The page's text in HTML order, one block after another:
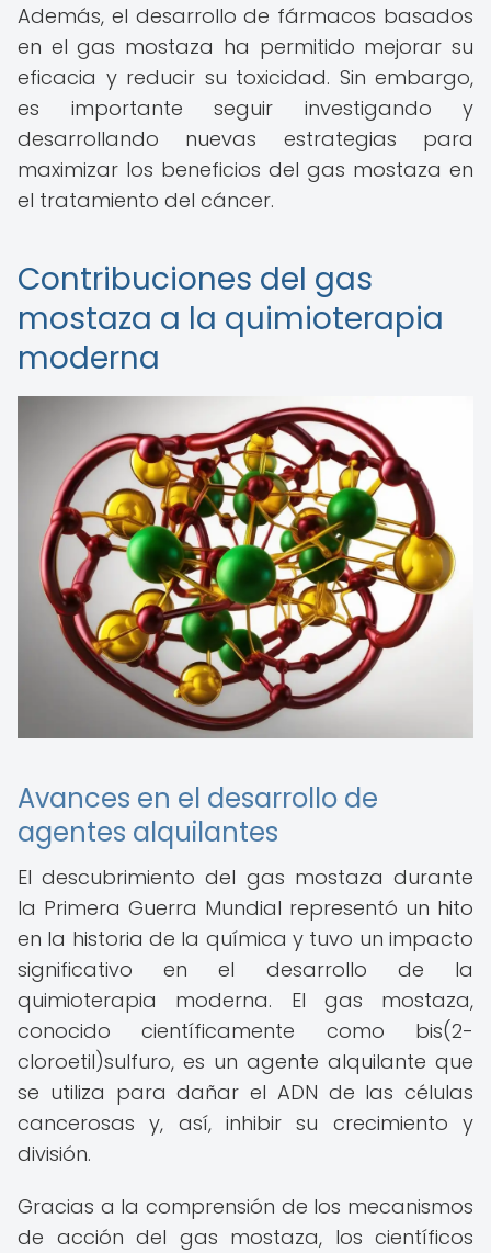
Además, el desarrollo de fármacos basados
en el gas mostaza ha permitido mejorar su
eficacia y reducir su toxicidad. Sin embargo,
es importante seguir investigando y
desarrollando nuevas estrategias para
maximizar los beneficios del gas mostaza en
el tratamiento del cáncer.
Contribuciones del gas
mostaza a la quimioterapia
moderna
Avances en el desarrollo de
agentes alquilantes
El descubrimiento del gas mostaza durante
la Primera Guerra Mundial representó un hito
en la historia de la química y tuvo un impacto
significativo en el desarrollo de la
quimioterapia moderna. El gas mostaza,
conocido científicamente como bis(2-
cloroetil)sulfuro, es un agente alquilante que
se utiliza para dañar el ADN de las células
cancerosas y, así, inhibir su crecimiento y
división.
Gracias a la comprensión de los mecanismos
de acción del gas mostaza, los científicos